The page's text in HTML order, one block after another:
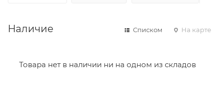
Наличие Списком На карте
Товара нет в наличии ни на одном из складов